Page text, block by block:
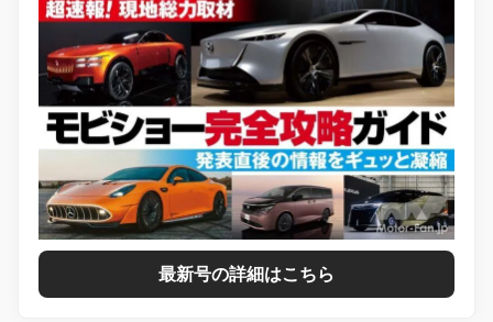
最新号の詳細はこちら